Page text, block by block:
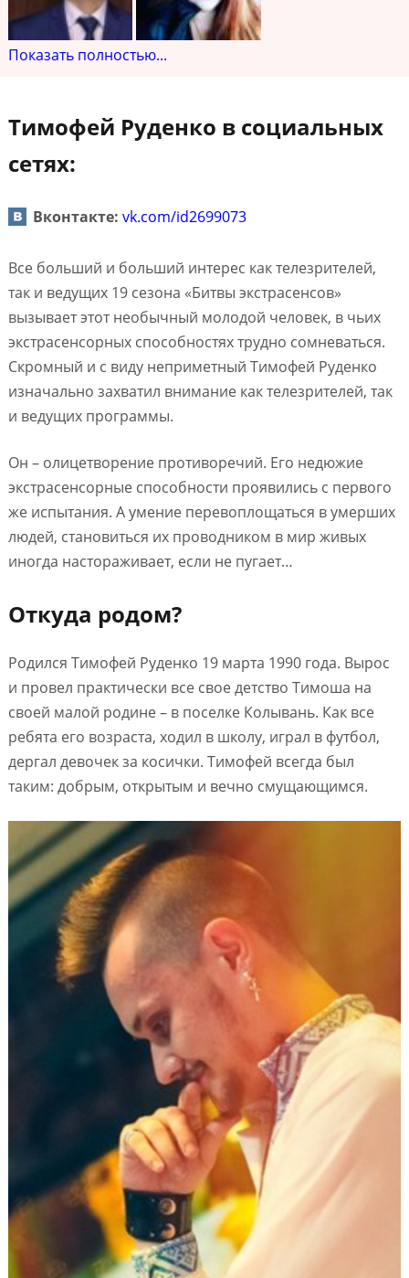
Показать полностью...
Тимофей Руденко в социальных
сетях:
Вконтакте: vk.com/id2699073
Все больший и больший интерес как телезрителей,
так и ведущих 19 сезона «Битвы экстрасенсов»
вызывает этот необычный молодой человек, в чьих
экстрасенсорных способностях трудно сомневаться.
Скромный и с виду неприметный Тимофей Руденко
изначально захватил внимание как телезрителей, так
и ведущих программы.
Он – олицетворение противоречий. Его недюжие
экстрасенсорные способности проявились с первого
же испытания. А умение перевоплощаться в умерших
людей, становиться их проводником в мир живых
иногда настораживает, если не пугает…
Откуда родом?
Родился Тимофей Руденко 19 марта 1990 года. Вырос
и провел практически все свое детство Тимоша на
своей малой родине – в поселке Колывань. Как все
ребята его возраста, ходил в школу, играл в футбол,
дергал девочек за косички. Тимофей всегда был
таким: добрым, открытым и вечно смущающимся.